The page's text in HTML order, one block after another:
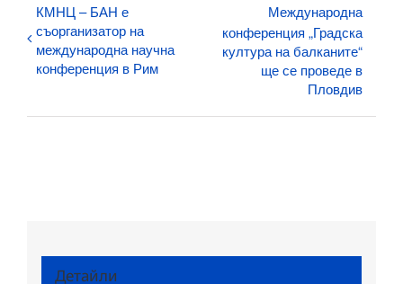
КМНЦ – БАН е
съорганизатор на
международна научна
конференция в Рим
Международна
конференция „Градска
култура на балканите“
ще се проведе в
Пловдив
Детайли